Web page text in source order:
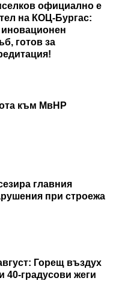
официално е
на КОЦ-Бургас:
иновационен
готов за
към МвНР
главния
при строежа
Горещ въздух
40-градусови жеги